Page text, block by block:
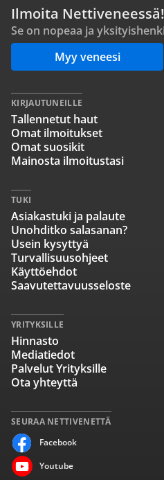
Ilmoita Nettiveneessä!
Se on nopeaa ja
Myy veneesi
SEURAA NETTIVENETTÄ
Facebook
Youtube
KIRJAUTUNEILLE
Tallennetut haut
Omat ilmoitukset
Omat suosikit
Mainosta ilmoitustasi
TUKI
Asiakastuki ja palaute
Unohditko salasanan?
Usein kysyttyä
Turvallisuusohjeet
Käyttöehdot
Saavutettavuusseloste
YRITYKSILLE
Hinnasto
Mediatiedot
Palvelut Yrityksille
Ota yhteyttä